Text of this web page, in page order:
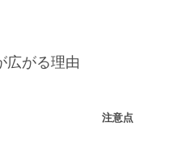
広がる理由
注意点